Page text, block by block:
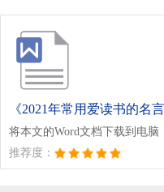
《2021年常用爱读书的名
将本文的Word文档下载到电脑
推荐度：